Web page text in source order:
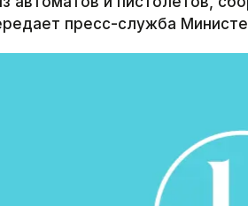
пресс-служба